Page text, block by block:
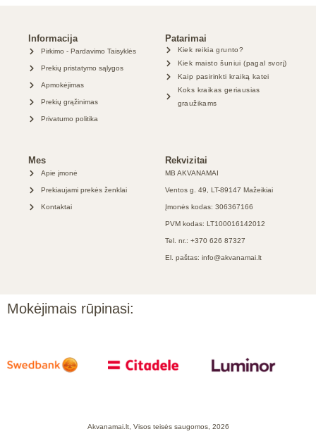
Informacija
Pirkimo - Pardavimo Taisyklės
Prekių pristatymo sąlygos
Apmokėjimas
Prekių grąžinimas
Privatumo politika
Patarimai
Kiek reikia grunto?
Kiek maisto šuniui (pagal svorį)
Kaip pasirinkti kraiką katei
Koks kraikas geriausias
graužikams
Mes
Apie įmonė
Prekiaujami prekės ženklai
Kontaktai
Rekvizitai
MB AKVANAMAI
Ventos g. 49, LT-89147 Mažeikiai
Įmonės kodas: 306367166
PVM kodas: LT100016142012
Tel. nr.: +370 626 87327
El. paštas: info@akvanamai.lt
Mokėjimais rūpinasi:
Akvanamai.lt, Visos teisės saugomos, 2026